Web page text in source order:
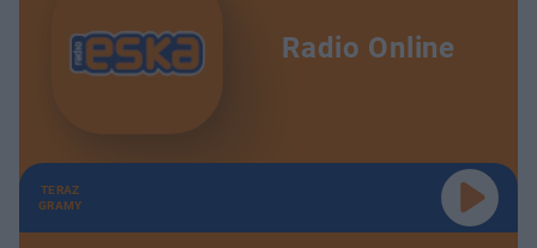
Radio Online
TERAZ
GRAMY